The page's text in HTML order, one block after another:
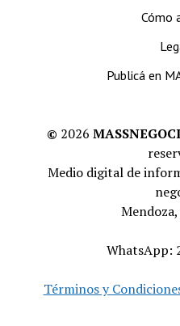
Cómo
Publicá en
© 2026
Medio digital de
WhatsApp:
Términos y